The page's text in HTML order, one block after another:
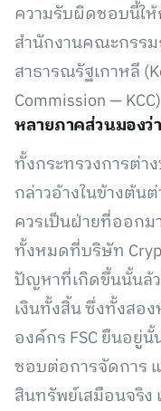
ความรับผิดชอบนี้ให้
สำนักงานคณะกรร
สาธารณรัฐเกาหลี
Commission —
หลายภาคส่วนมองว่
ทั้งกระทรวงการต่า
กล่าวอ้างในข้างต้น
ควรเป็นฝ่ายที่ออก
ทั้งหมดที่บริษัท
ปัญหาที่เกิดขึ้นนั้นล้
เงินทั้งสิ้น ซึ่งทั้งสอ
องค์กร FSC ยืนอยู่
ชอบต่อการจัดการ
สินทรัพย์เสมือนจริง